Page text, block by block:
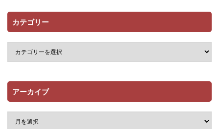
カテゴリー
アーカイブ